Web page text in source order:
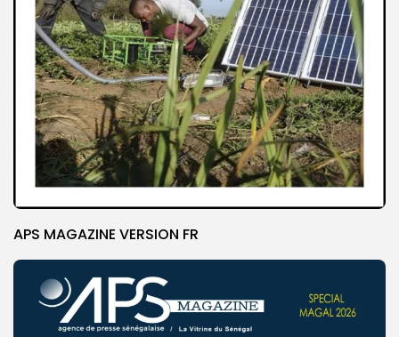
APS MAGAZINE VERSION FR